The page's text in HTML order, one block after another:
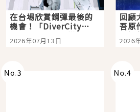
在台場欣賞鋼彈最後的
機會！「DiverCity
Tokyo Plaza」搭船、
購物、美食及夜景，一
2026年07月13日
回顧
吾原
影
2026
No.3 No.4